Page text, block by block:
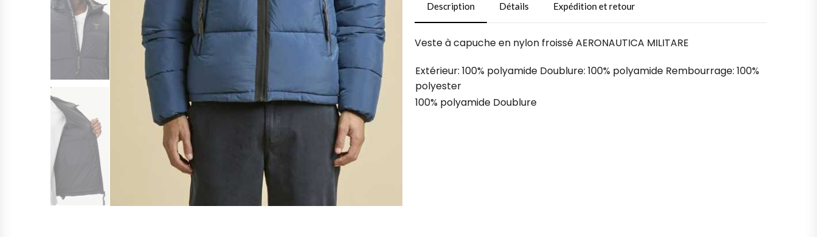
Description Détails Expédition et retour
Veste à capuche en nylon froissé AERONAUTICA MILITARE
Extérieur: 100% polyamide Doublure: 100% polyamide Rembourrage: 100%
polyester
100% polyamide Doublure